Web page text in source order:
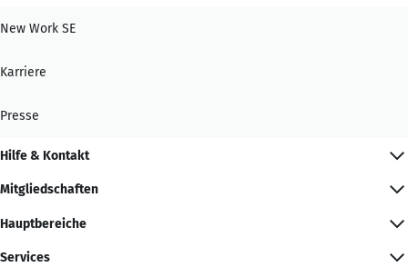
New Work SE
Karriere
Presse
Hilfe & Kontakt
Mitgliedschaften
Hauptbereiche
Services